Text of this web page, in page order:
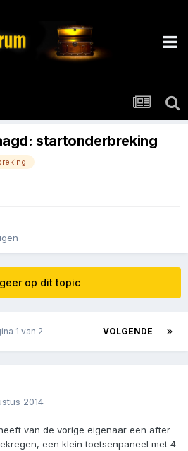
startonderbreking
op dit topic
VOLGENDE
1 van 2
2014
van de vorige eigenaar een after
een klein toetsenpaneel met 4